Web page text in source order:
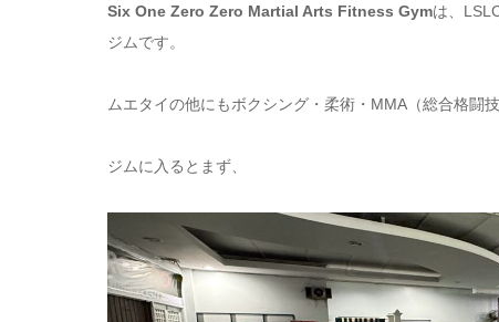
Six One Zero Zero Martial Arts Fitness Gymは、
ジムです。
ムエタイの他にもボクシング・柔術・MMA（総合格闘
ジムに入るとまず、